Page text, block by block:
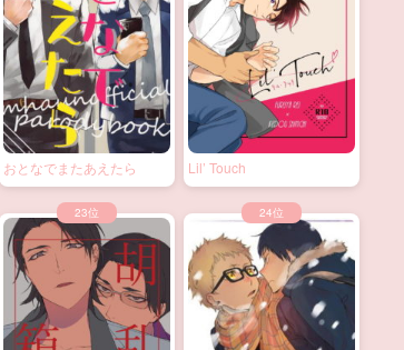
おとなでまたあえたら Lil’ Touch